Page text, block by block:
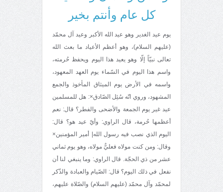
كل عام وأنتم بخير
يوم عيد الغدير وهو عيد الله الأكبر وعيد آل محمّد
(عليهم السلام)، وهو أعظم الأعياد ما بعث الله
تعالى نبيّاً إلّا وهو يعيد هذا اليوم ويحفظ حُرمته،
واسم هذا اليوم في السّماء يوم العهد المعهود،
واسمه في الأرض يوم الميثاق المأخوذ والجمع
المشهود، وروي انّه سُئِل الصّادق×: هل للمسلمين
عيد غير يوم الجمعة والأضحى والفطر؟ قال: نعم
أعظمها حُرمة، قال الراوي: وأيّ عيد هو؟ قال:
اليوم الذي نصب فيه رسول الله| أمير المؤمنين×
وقال: ومن كنت مولاه فعليٌّ مولاه، وهو يوم ثماني
عشر من ذي الحجّة. قال الراوي: وما ينبغي لنا أن
نفعل في ذلك اليوم؟ قال: الصّيام والعبادة والذّكر
لمحمّد وآل محمّد (عليهم السلام) والصّلاة عليهم،